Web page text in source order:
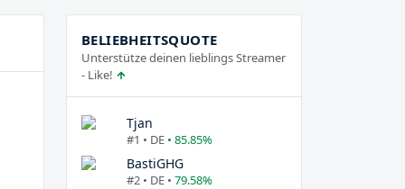
BELIEBHEITSQUOTE
Unterstütze deinen lieblings Streamer
- Like!
Tjan
#1 • DE • 85.85%
BastiGHG
#2 • DE • 79.58%